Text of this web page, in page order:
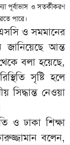
পূর্বাভাস ও সতর্কীকরণ
পারে।
ও সমমানের
জানিয়েছে আন্ত
বলা হয়েছে,
সৃষ্টি হলে
সিদ্ধান্ত নেওয়া
ও ঢাকা শিক্ষা
বলেন,